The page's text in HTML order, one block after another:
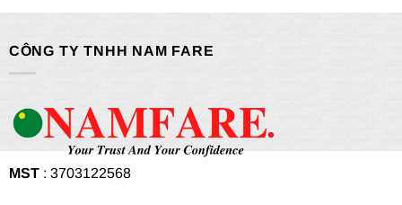
CÔNG TY TNHH NAM FARE
MST: 3703122568